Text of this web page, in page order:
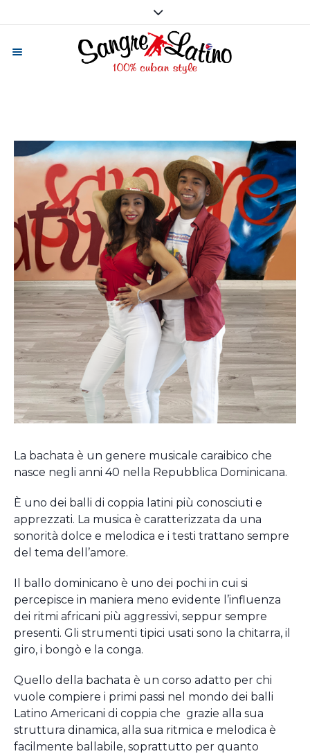
La bachata è un genere musicale caraibico che
nasce negli anni 40 nella Repubblica Dominicana.
È uno dei balli di coppia latini più conosciuti e
apprezzati. La musica è caratterizzata da una
sonorità dolce e melodica e i testi trattano sempre
del tema dell’amore.
Il ballo dominicano è uno dei pochi in cui si
percepisce in maniera meno evidente l’influenza
dei ritmi africani più aggressivi, seppur sempre
presenti. Gli strumenti tipici usati sono la chitarra, il
giro, i bongò e la conga.
Quello della bachata è un corso adatto per chi
vuole compiere i primi passi nel mondo dei balli
Latino Americani di coppia che grazie alla sua
struttura dinamica, alla sua ritmica e melodica è
facilmente ballabile, soprattutto per quanto